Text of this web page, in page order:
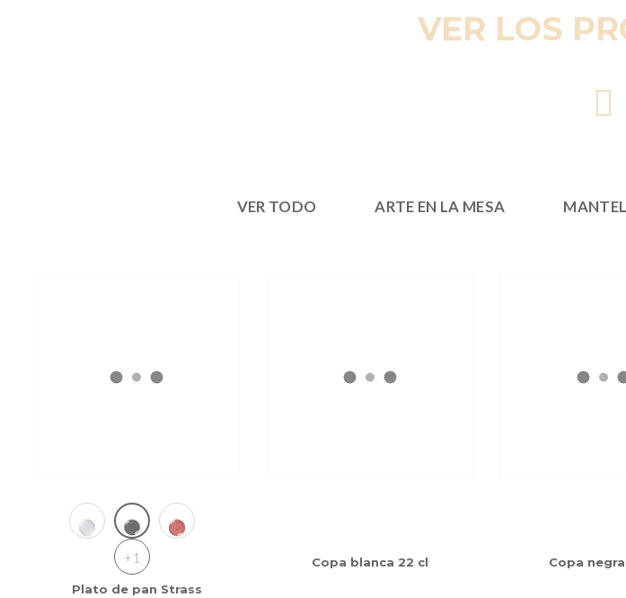
VER LOS
VER TODO ARTE EN LA MESA
+1
Plato de pan Strass
Copa blanca 22 cl Copa